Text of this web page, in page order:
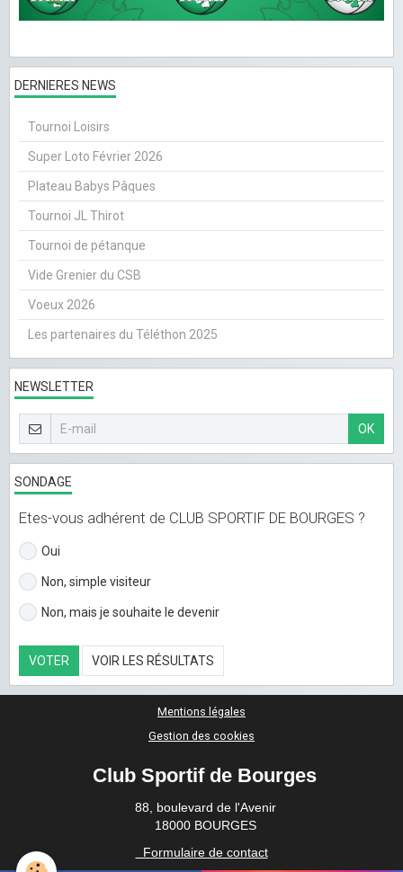
DERNIERES NEWS
Tournoi Loisirs
Super Loto Février 2026
Plateau Babys Pâques
Tournoi JL Thirot
Tournoi de pétanque
Vide Grenier du CSB
Voeux 2026
Les partenaires du Téléthon 2025
NEWSLETTER
OK
SONDAGE
Etes-vous adhérent de CLUB SPORTIF DE BOURGES ?
Oui
Non, simple visiteur
Non, mais je souhaite le devenir
VOTER VOIR LES RÉSULTATS
Mentions légales
Gestion des cookies
Club Sportif de Bourges
88, boulevard de l'Avenir
18000 BOURGES
Formulaire de contact